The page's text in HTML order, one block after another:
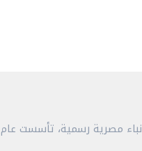
مصرية رسمية، تأسست عام